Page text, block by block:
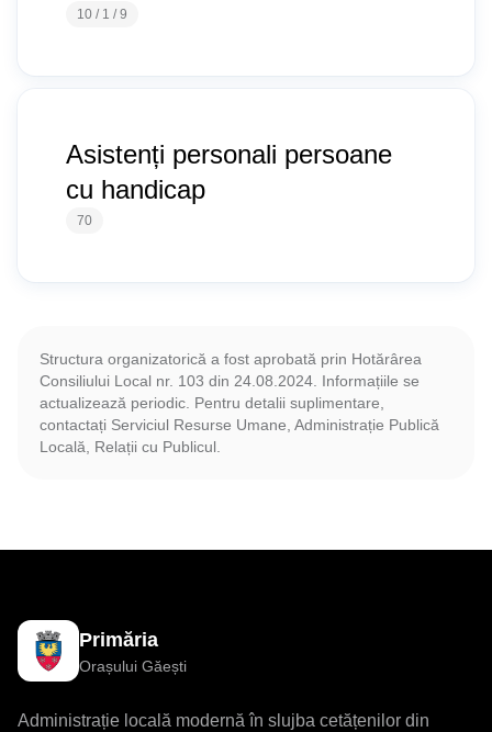
10 / 1 / 9
Asistenți personali persoane
cu handicap
70
Structura organizatorică a fost aprobată prin Hotărârea
Consiliului Local nr. 103 din 24.08.2024. Informațiile se
actualizează periodic. Pentru detalii suplimentare,
contactați Serviciul Resurse Umane, Administrație Publică
Locală, Relații cu Publicul.
Primăria
Orașului Găești
Administrație locală modernă în slujba cetățenilor din